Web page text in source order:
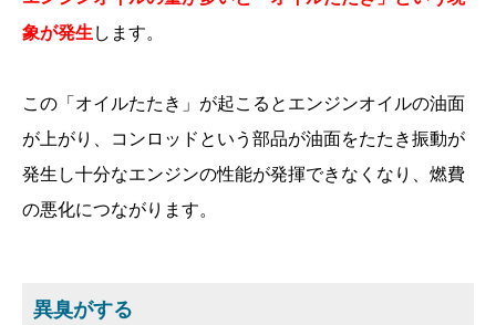
象が発生 します。
この「オイルたたき」が起こるとエンジンオイルの油面
が上がり、コンロッドという部品が油面をたたき振動が
発生し十分なエンジンの性能が発揮できなくなり、燃費
の悪化につながります。
異臭がする